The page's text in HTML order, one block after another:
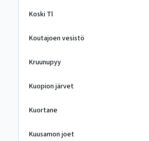
Koski Tl
Koutajoen vesistö
Kruunupyy
Kuopion järvet
Kuortane
Kuusamon joet